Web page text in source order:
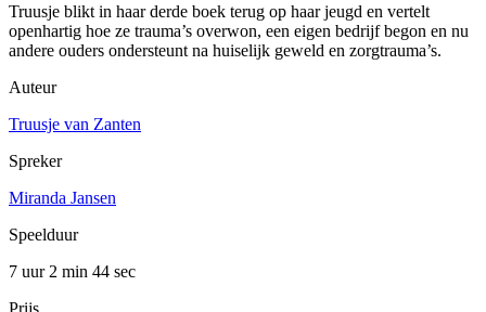
Truusje blikt in haar derde boek terug op haar jeugd en vertelt
openhartig hoe ze trauma’s overwon, een eigen bedrijf begon en nu
andere ouders ondersteunt na huiselijk geweld en zorgtrauma’s.
Auteur
Truusje van Zanten
Spreker
Miranda Jansen
Speelduur
7 uur 2 min 44 sec
Prijs